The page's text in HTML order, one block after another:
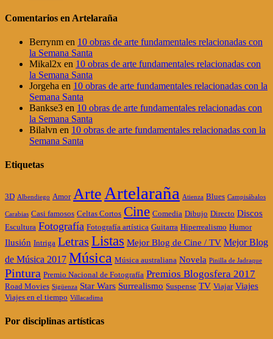
Comentarios en Artelaraña
Berrynm en 10 obras de arte fundamentales relacionadas con
la Semana Santa
Mikal2x en 10 obras de arte fundamentales relacionadas con
la Semana Santa
Jorgeha en 10 obras de arte fundamentales relacionadas con la
Semana Santa
Bankse3 en 10 obras de arte fundamentales relacionadas con
la Semana Santa
Bilalvn en 10 obras de arte fundamentales relacionadas con la
Semana Santa
Etiquetas
3D Albendiego Amor Arte Artelaraña Atienza Blues Campisábalos
Carabias Casi famosos Celtas Cortos Cine Comedia Dibujo Directo Discos
Escultura Fotografía Fotografía artística Guitarra Hiperrealismo Humor
Ilusión Intriga Letras Listas Mejor Blog de Cine / TV Mejor Blog
de Música 2017 Música Música australiana Novela Pinilla de Jadraque
Pintura Premio Nacional de Fotografía Premios Blogosfera 2017
Road Movies Sigüenza Star Wars Surrealismo Suspense TV Viajar Viajes
Viajes en el tiempo Villacadima
Por disciplinas artísticas